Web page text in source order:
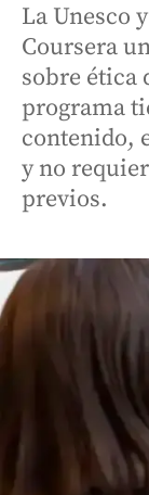
La Unesco
Coursera
sobre
programa
contenido,
y no
previos.